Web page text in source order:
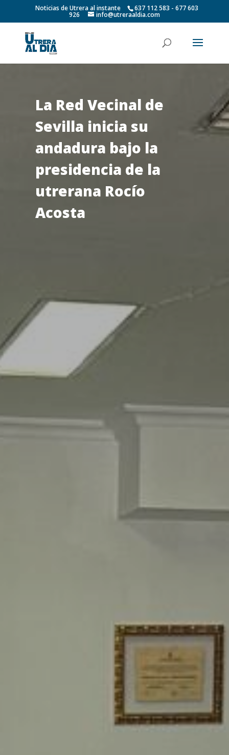
Noticias de Utrera al instante 637 112 583 - 677 603
926 info@utreraaldia.com
La Red Vecinal de
Sevilla inicia su
andadura bajo la
presidencia de la
utrerana Rocío
Acosta